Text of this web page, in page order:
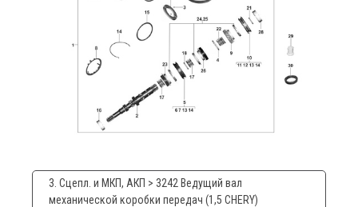
3. Сцепл. и МКП, АКП > 3242 Ведущий вал
механической коробки передач (1,5 CHERY)